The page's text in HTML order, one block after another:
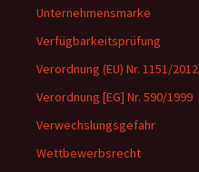
Unternehmensmarke
Verfügbarkeitsprüfung
Verordnung (EU) Nr. 1151/2012
Verordnung [EG] Nr. 590/1999
Verwechslungsgefahr
Wettbewerbsrecht